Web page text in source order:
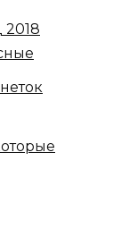
2018